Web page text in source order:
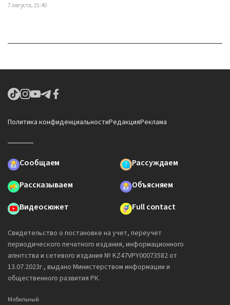
7 августа, 15:40
Политика конфиденциальностиРедакцияРеклама
Сообщаем
Рассуждаем
Рассказываем
Объясняем
Видеосюжет
Full contact
Свидетельство о постановке на учет, переучет
периодического печатного издания, информационного
агентства и сетевого издания № KZ47VPY00073582 от
13.07.2023г., выдано Министерством информации и
общественного развития РК.
Мобильный